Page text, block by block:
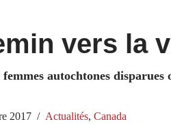
vers la
autochtones disparues
2017 Actualités, Canada